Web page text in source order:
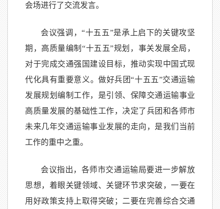
会场进行了交流发言。
会议强调，“十五五”是承上启下的关键攻坚
期，高质量编制“十五五”规划，事关发展全局，
对于完成交通强国建设目标，推动实现中国式现
代化具有重要意义。做好兵团“十五五”交通运输
发展规划编制工作，是引领、保障交通运输事业
高质量发展的基础性工作，决定了兵团和各师市
未来几年交通运输事业发展的走向，是我们当前
工作的重中之重。
会议指出，各师市交通运输局要进一步解放
思想，着眼关键领域、关键环节求突破，一要在
用好政策支持上取得突破；二要在完善综合交通